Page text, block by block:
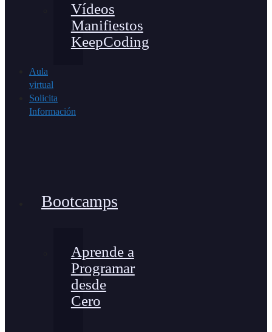
Vídeos
Manifiestos
KeepCoding
Aula
virtual
Solicita
Información
Bootcamps
Aprende a
Programar
desde
Cero